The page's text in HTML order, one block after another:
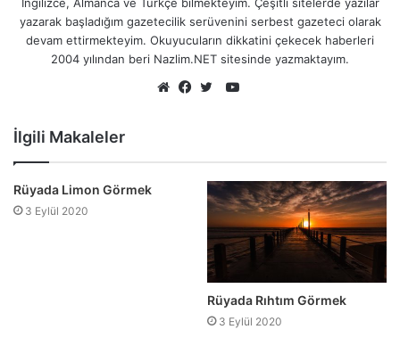
İngilizce, Almanca ve Türkçe bilmekteyim. Çeşitli sitelerde yazılar
yazarak başladığım gazetecilik serüvenini serbest gazeteci olarak
devam ettirmekteyim. Okuyucuların dikkatini çekecek haberleri
2004 yılından beri Nazlim.NET sitesinde yazmaktayım.
YouTube
İlgili Makaleler
Rüyada Limon Görmek
3 Eylül 2020
Rüyada Rıhtım Görmek
3 Eylül 2020